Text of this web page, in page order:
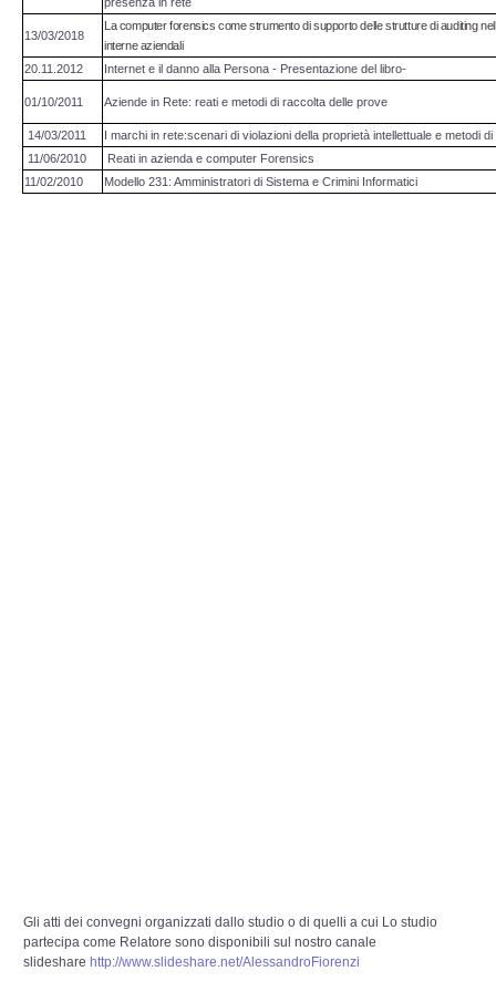
Copia/Acquisizione Forense Web
Indagini persone scomparse
Remote Digital Forensics
Acquisizione Forense remota
Resp. Amministrativa dlsg 231
13/03/2018
La computer forensics come strumento di supporto delle strutture di auditing
interne aziendali
20.11.2012
Internet e il danno alla Persona - Presentazione del libro-
01/10/2011 Aziende in Rete: reati e metodi di raccolta delle prove
14/03/2011
I marchi in rete:scenari di violazioni della proprietà intellettuale e metodi
11/06/2010
Reati in azienda e computer Forensics
11/02/2010
Modello 231: Amministratori di Sistema e Crimini Informatici
Gli atti dei convegni organizzati dallo studio o di quelli a cui Lo studio
partecipa come Relatore sono disponibili sul nostro canale
slideshare http://www.slideshare.net/AlessandroFiorenzi